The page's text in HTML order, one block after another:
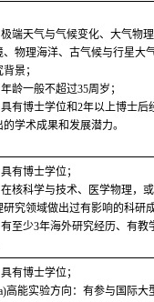
极端天气与气候变化、大气物
、物理海洋、古气候与行星大
景；
龄一般不超过35周岁；
有博士学位和2年以上博士后
的学术成果和发展潜力。
有博士学位；
核科学与技术、医学物理，
研究领域做出过有影响的科研成
至少3年海外研究经历、有教
有博士学位；
高能实验方向：有参与国际大